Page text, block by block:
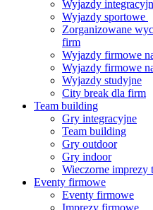
Wyjazdy
Wyjazdy sportowe
Zorganizowane
firm
Wyjazdy firmowe
Wyjazdy firmowe
Wyjazdy studyjne
City break dla firm
Team building
Gry integracyjne
Team building
Gry outdoor
Gry indoor
Wieczorne imprezy
Eventy firmowe
Eventy firmowe
Imprezy firmowe